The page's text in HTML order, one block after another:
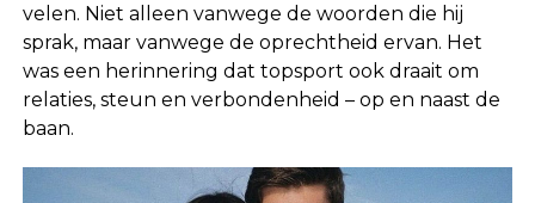
velen. Niet alleen vanwege de woorden die hij
sprak, maar vanwege de oprechtheid ervan. Het
was een herinnering dat topsport ook draait om
relaties, steun en verbondenheid – op en naast de
baan.